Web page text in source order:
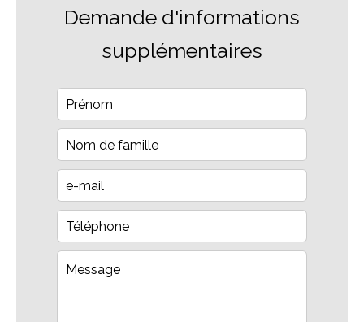
Demande d'informations
supplémentaires